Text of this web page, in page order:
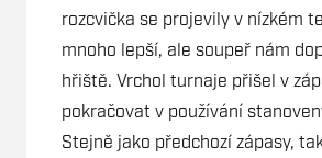
rozcvička se projevily v nízkém
mnoho lepší, ale soupeř nám
hřiště. Vrchol turnaje přišel v
pokračovat v používání
Stejně jako předchozí zápasy,